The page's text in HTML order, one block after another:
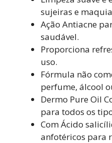
sujeiras e
Ação Antiacne
saudável.
Proporciona
uso.
Fórmula não
perfume, álcool
Dermo Pure Oil
para todos os
Com Ácido
anfotéricos para